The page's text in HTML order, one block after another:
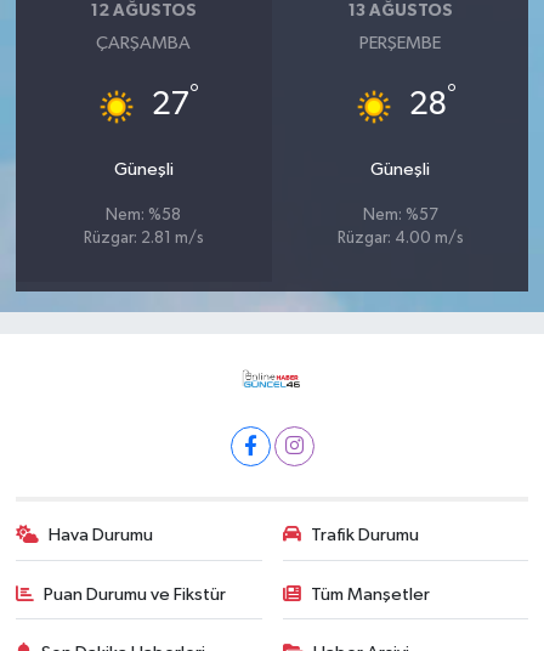
12 AĞUSTOS
ÇARŞAMBA
27°
Güneşli
Nem: %58
Rüzgar: 2.81 m/s
13 AĞUSTOS
PERŞEMBE
28°
Güneşli
Nem: %57
Rüzgar: 4.00 m/s
Hava Durumu Trafik Durumu
Puan Durumu ve Fikstür Tüm Manşetler